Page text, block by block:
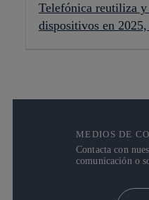
Telefónica reutiliza
dispositivos en
MEDIOS DE
Contacta con
comunicación o